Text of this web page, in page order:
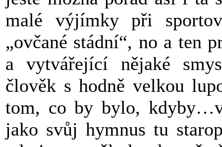
malé výjímky při
„ovčané stádní“, no a ten
a vytvářející nějaké
člověk s hodně velkou
tom, co by bylo,
jako svůj hymnus tu